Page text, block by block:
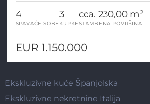
4
SPAVAĆE SOBE
3
KUPKE
cca. 230,00 m²
STAMBENA POVRŠINA
EUR 1.150.000
Ekskluzivne kuće Španjolska
Ekskluzivne nekretnine Italija